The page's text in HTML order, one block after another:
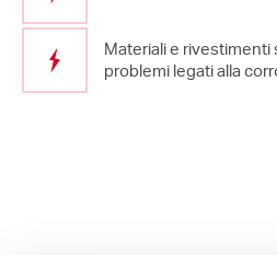
Materiali e rivestimenti
problemi legati alla